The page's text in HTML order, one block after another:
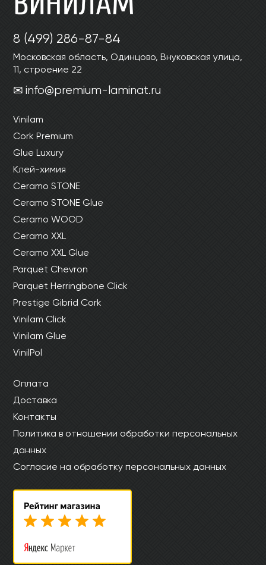
8 (499) 286-87-84
Московская область, Одинцово, Внуковская улица,
11, строение 22
info@premium-laminat.ru
Vinilam
Cork Premium
Glue Luxury
Клей-химия
Ceramo STONE
Ceramo STONE Glue
Ceramo WOOD
Ceramo XXL
Ceramo XXL Glue
Parquet Chevron
Parquet Herringbone Click
Prestige Gibrid Cork
Vinilam Click
Vinilam Glue
VinilPol
Оплата
Доставка
Контакты
Политика в отношении обработки персональных
данных
Согласие на обработку персональных данных